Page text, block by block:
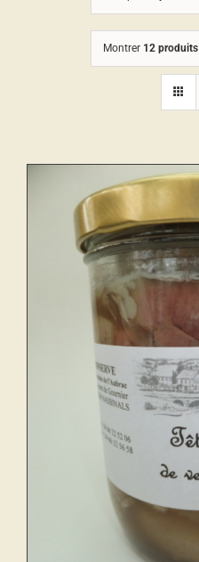
Montrer 12 produits